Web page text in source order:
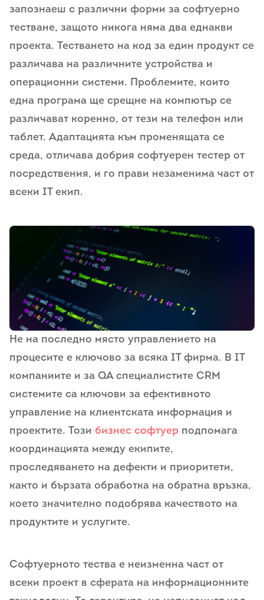
запознаеш с различни форми за софтуерно
тестване, защото никога няма два еднакви
проекта. Тестването на код за един продукт се
различава на различните устройства и
операционни системи. Проблемите, които
една програма ще срещне на компютър се
различават коренно, от тези на телефон или
таблет. Адаптацията към променящата се
среда, отличава добрия софтуерен тестер от
посредствения, и го прави незаменима част от
всеки IT екип.
Не на последно място управлението на
процесите е ключово за всяка IT фирма. В IT
компаниите и за QA специалистите CRM
системите са ключови за ефективното
управление на клиентската информация и
проектите. Този бизнес софтуер подпомага
координацията между екипите,
проследяването на дефекти и приоритети,
както и бързата обработка на обратна връзка,
което значително подобрява качеството на
продуктите и услугите.
Софтуерното тества е неизменна част от
всеки проект в сферата на информационните